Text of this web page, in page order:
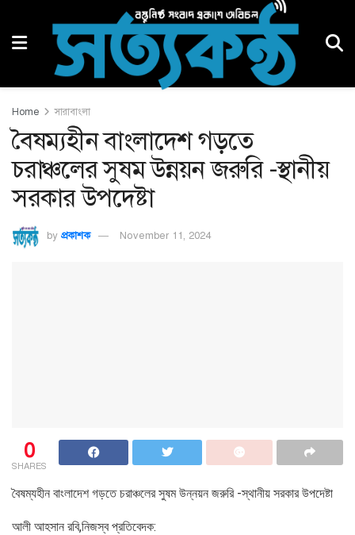
Home সারাবাংলা
বৈষম্যহীন বাংলাদেশ গড়তে
চরাঞ্চলের সুষম উন্নয়ন জরুরি -স্থানীয়
সরকার উপদেষ্টা
by প্রকাশক November 11, 2024
0
SHARES
বৈষম্যহীন বাংলাদেশ গড়তে চরাঞ্চলের সুষম উন্নয়ন জরুরি -স্থানীয় সরকার উপদেষ্টা
আলী আহসান রবি,নিজস্ব প্রতিবেদক: